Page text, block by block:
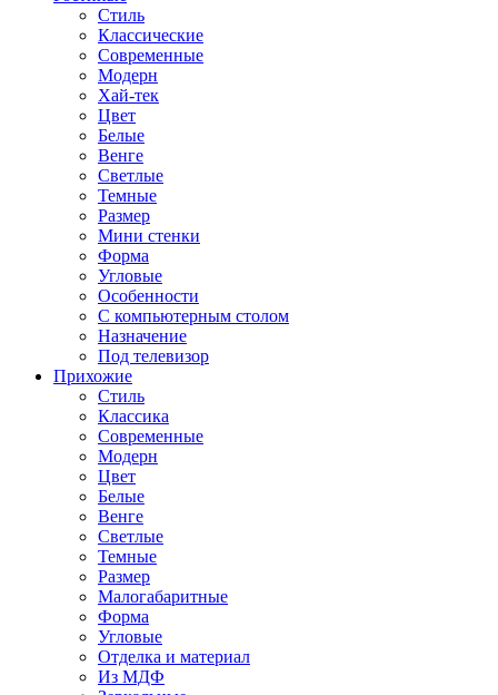
Стиль
Классические
Современные
Модерн
Хай-тек
Цвет
Белые
Венге
Светлые
Темные
Размер
Мини стенки
Форма
Угловые
Особенности
С компьютерным столом
Назначение
Под телевизор
Прихожие
Стиль
Классика
Современные
Модерн
Цвет
Белые
Венге
Светлые
Темные
Размер
Малогабаритные
Форма
Угловые
Отделка и материал
Из МДФ